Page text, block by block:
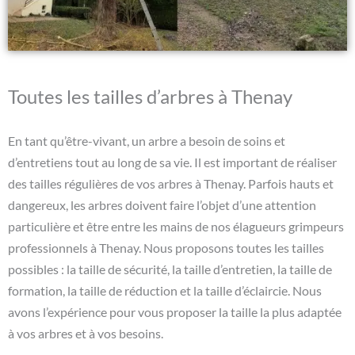
Toutes les tailles d’arbres à Thenay
En tant qu’être-vivant, un arbre a besoin de soins et
d’entretiens tout au long de sa vie. Il est important de réaliser
des tailles régulières de vos arbres à Thenay. Parfois hauts et
dangereux, les arbres doivent faire l’objet d’une attention
particulière et être entre les mains de nos élagueurs grimpeurs
professionnels à Thenay. Nous proposons toutes les tailles
possibles : la taille de sécurité, la taille d’entretien, la taille de
formation, la taille de réduction et la taille d’éclaircie. Nous
avons l’expérience pour vous proposer la taille la plus adaptée
à vos arbres et à vos besoins.